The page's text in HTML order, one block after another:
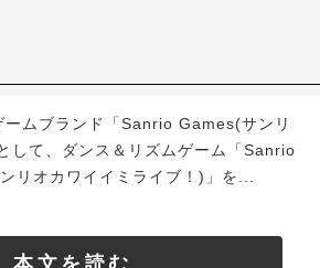
ムブランド「Sanrio Games(サンリ
して、ダンス＆リズムゲーム「Sanrio
リオカワイイミライブ！)」を...